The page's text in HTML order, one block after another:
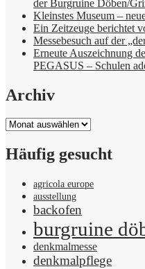
der Burgruine Döben/
Kleinstes Museum –
Ein Zeitzeuge berichtet
Messebesuch auf der
Erneute Auszeichnung
PEGASUS – Schulen
Archiv
Archiv
Häufig gesucht
agricola europe
ausstellung
backofen
burgruine
denkmalmesse
denkmalpflege